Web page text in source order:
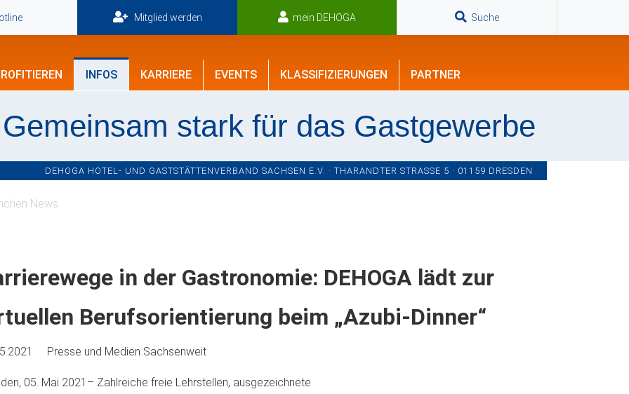
Mitglied werden mein DEHOGA Suche
INFOS KARRIERE EVENTS KLASSIFIZIERUNGEN PARTNER
Gemeinsam stark für das Gastgewerbe
DEHOGA HOTEL- UND GASTSTÄTTENVERBAND SACHSEN E.V. · THARANDTER STRASSE 5 · 01159 DRESDEN
News
in der Gastronomie: DEHOGA lädt zur
Berufsorientierung beim „Azubi-Dinner“
Presse und Medien Sachsenweit
05. Mai 2021– Zahlreiche freie Lehrstellen, ausgezeichnete